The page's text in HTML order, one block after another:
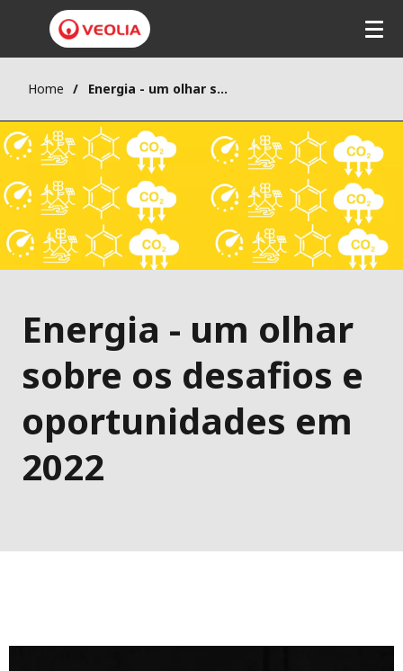
Home Energia - um olhar sobre os desafios e oportunidades em 2022
Energia - um olhar
sobre os desafios e
oportunidades em
2022